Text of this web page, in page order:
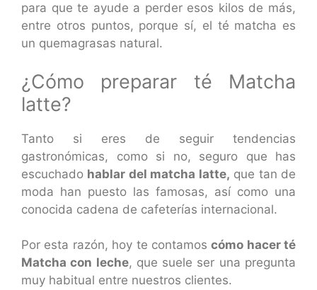
para que te ayude a perder esos kilos de más,
entre otros puntos, porque sí, el té matcha es
un quemagrasas natural.
¿Cómo preparar té Matcha
latte?
Tanto si eres de seguir tendencias
gastronómicas, como si no, seguro que has
escuchado hablar del matcha latte, que tan de
moda han puesto las famosas, así como una
conocida cadena de cafeterías internacional.
Por esta razón, hoy te contamoscómo hacer té
Matcha con leche, que suele ser una pregunta
muy habitual entre nuestros clientes.